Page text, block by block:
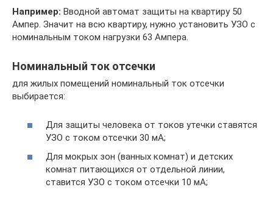
Например: Вводной автомат защиты на квартиру 50
Ампер. Значит на всю квартиру, нужно установить УЗО с
номинальным током нагрузки 63 Ампера.
Номинальный ток отсечки
для жилых помещений номинальный ток отсечки
выбирается:
Для защиты человека от токов утечки ставятся
УЗО с током отсечки 30 мА;
Для мокрых зон (ванных комнат) и детских
комнат питающихся от отдельной линии,
ставится УЗО с током отсечки 10 мА;